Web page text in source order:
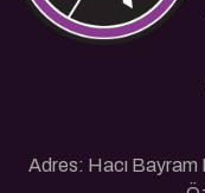
Adres: Hacı Bayram